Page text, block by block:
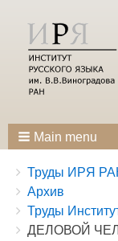
Main menu
Breadcrumbs
You
are
here:
Труды ИРЯ
Архив
Труды
ДЕЛОВОЙ